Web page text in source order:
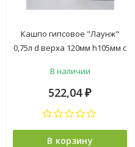
Кашпо гипсовое "Лаунж"
0,75л d верха 120мм h105мм с
("VipSet") *1/4
В наличии
522,04 ₽
В корзину